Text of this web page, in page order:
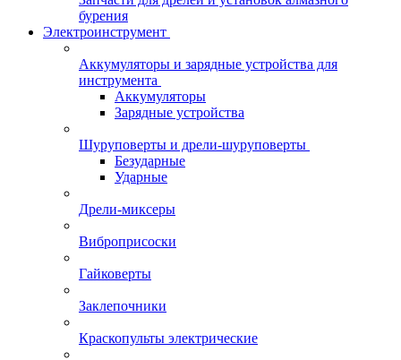
бурения
Электроинструмент
Аккумуляторы и зарядные устройства для
инструмента
Аккумуляторы
Зарядные устройства
Шуруповерты и дрели-шуруповерты
Безударные
Ударные
Дрели-миксеры
Виброприсоски
Гайковерты
Заклепочники
Краскопульты электрические